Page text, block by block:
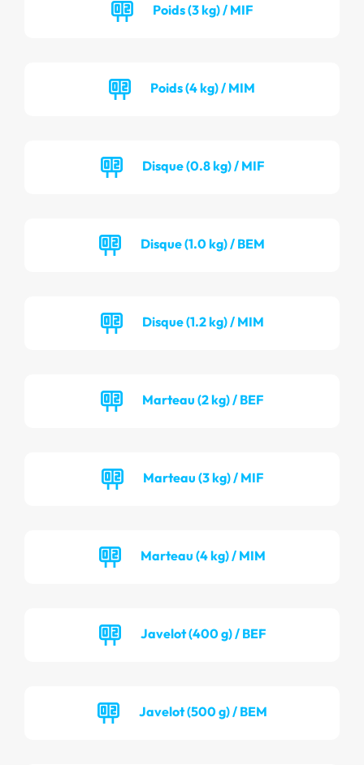
Poids (3 kg) / MIF
Poids (4 kg) / MIM
Disque (0.8 kg) / MIF
Disque (1.0 kg) / BEM
Disque (1.2 kg) / MIM
Marteau (2 kg) / BEF
Marteau (3 kg) / MIF
Marteau (4 kg) / MIM
Javelot (400 g) / BEF
Javelot (500 g) / BEM